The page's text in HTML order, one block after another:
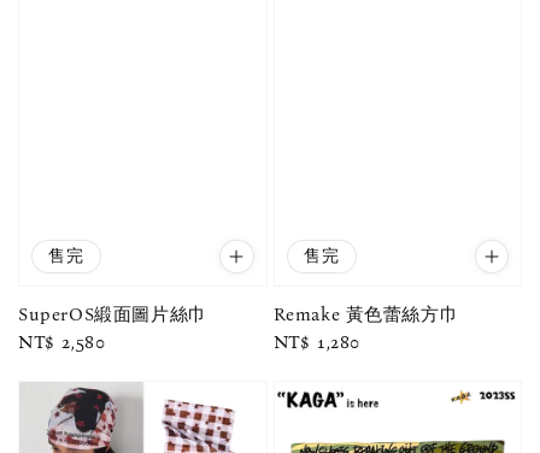
售完
SuperOS緞面圖片絲巾
Regular
NT$ 2,580
售完
Remake 黃色蕾絲方巾
Regular
NT$ 1,280